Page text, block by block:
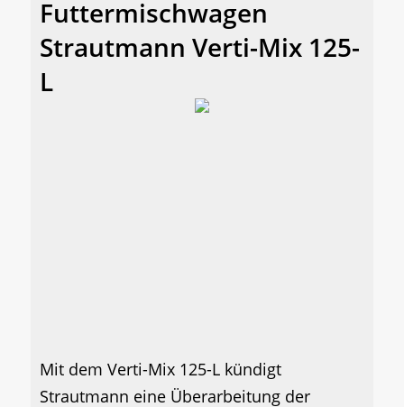
Futtermischwagen
Strautmann Verti-Mix 125-
L
Mit dem Verti-Mix 125-L kündigt
Strautmann eine Überarbeitung der